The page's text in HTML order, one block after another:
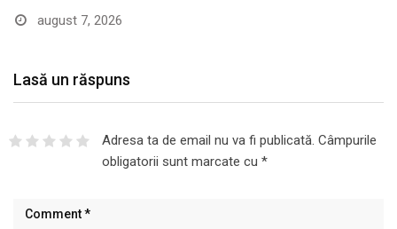
august 7, 2026
Lasă un răspuns
Adresa ta de email nu va fi publicată. Câmpurile
obligatorii sunt marcate cu *